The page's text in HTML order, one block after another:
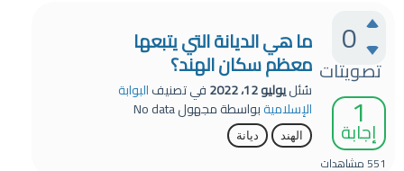
0
تصويتات
1
إجابة
551مشاهدات
ما هي الديانة التي يتبعها
معظم سكان الهند؟
سُئليوليو 12، 2022 في تصنيفالبوابة
الإسلاميةبواسطةمجهولNo data
الهند ديانة